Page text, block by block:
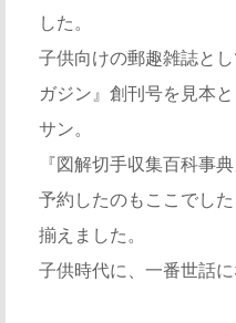
した。
子供向けの郵趣雑誌と
ガジン』創刊号を見本
サン。
『図解切手収集百科事
予約したのもここでし
揃えました。
子供時代に、一番世話